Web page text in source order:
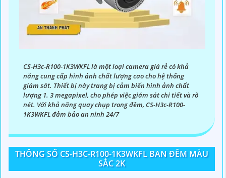
CS-H3c-R100-1K3WKFL là một loại camera giá rẻ có khả
năng cung cấp hình ảnh chất lượng cao cho hệ thống
giám sát. Thiết bị này trang bị cảm biến hình ảnh chất
lượng 1. 3 megapixel, cho phép việc giám sát chi tiết và rõ
nét. Với khả năng quay chụp trong đêm, CS-H3c-R100-
1K3WKFL đảm bảo an ninh 24/7
THÔNG SỐ CS-H3C-R100-1K3WKFL BAN ĐÊM MÀU
SẮC 2K